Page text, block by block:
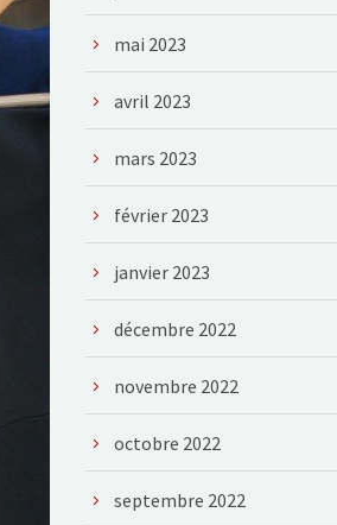
mai 2023
avril 2023
mars 2023
février 2023
janvier 2023
décembre 2022
novembre 2022
octobre 2022
septembre 2022